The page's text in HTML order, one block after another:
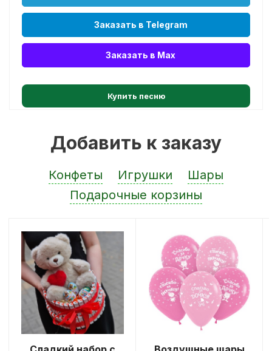
Заказать в Telegram
Заказать в Max
Купить песню
Добавить к заказу
Конфеты Игрушки
Шары
Подарочные корзины